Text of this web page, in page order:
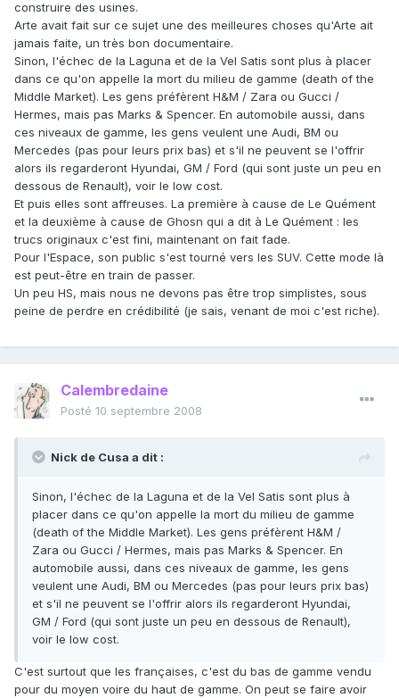
construire des usines.
Arte avait fait sur ce sujet une des meilleures choses qu'Arte ait
jamais faite, un très bon documentaire.
Sinon, l'échec de la Laguna et de la Vel Satis sont plus à placer
dans ce qu'on appelle la mort du milieu de gamme (death of the
Middle Market). Les gens préfèrent H&M / Zara ou Gucci /
Hermes, mais pas Marks & Spencer. En automobile aussi, dans
ces niveaux de gamme, les gens veulent une Audi, BM ou
Mercedes (pas pour leurs prix bas) et s'il ne peuvent se l'offrir
alors ils regarderont Hyundai, GM / Ford (qui sont juste un peu en
dessous de Renault), voir le low cost.
Et puis elles sont affreuses. La première à cause de Le Quément
et la deuxième à cause de Ghosn qui a dit à Le Quément : les
trucs originaux c'est fini, maintenant on fait fade.
Pour l'Espace, son public s'est tourné vers les SUV. Cette mode là
est peut-être en train de passer.
Un peu HS, mais nous ne devons pas être trop simplistes, sous
peine de perdre en crédibilité (je sais, venant de moi c'est riche).
Calembredaine
Posté 10 septembre 2008
Nick de Cusa a dit :
Sinon, l'échec de la Laguna et de la Vel Satis sont plus à
placer dans ce qu'on appelle la mort du milieu de gamme
(death of the Middle Market). Les gens préfèrent H&M /
Zara ou Gucci / Hermes, mais pas Marks & Spencer. En
automobile aussi, dans ces niveaux de gamme, les gens
veulent une Audi, BM ou Mercedes (pas pour leurs prix bas)
et s'il ne peuvent se l'offrir alors ils regarderont Hyundai,
GM / Ford (qui sont juste un peu en dessous de Renault),
voir le low cost.
C'est surtout que les françaises, c'est du bas de gamme vendu
pour du moyen voire du haut de gamme. On peut se faire avoir